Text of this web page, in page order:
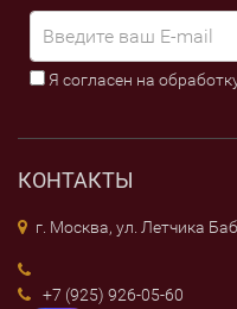
Я согласен на
КОНТАКТЫ
г. Москва, ул. Летчика
+7 (925) 926-05-60